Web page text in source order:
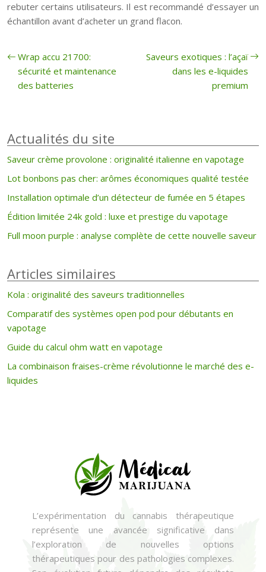
rebuter certains utilisateurs. Il est recommandé d’essayer un
échantillon avant d’acheter un grand flacon.
Wrap accu 21700:
sécurité et maintenance
des batteries
Saveurs exotiques : l’açaï
dans les e-liquides
premium
Actualités du site
Saveur crème provolone : originalité italienne en vapotage
Lot bonbons pas cher: arômes économiques qualité testée
Installation optimale d’un détecteur de fumée en 5 étapes
Édition limitée 24k gold : luxe et prestige du vapotage
Full moon purple : analyse complète de cette nouvelle saveur
Articles similaires
Kola : originalité des saveurs traditionnelles
Comparatif des systèmes open pod pour débutants en
vapotage
Guide du calcul ohm watt en vapotage
La combinaison fraises-crème révolutionne le marché des e-
liquides
L’expérimentation du cannabis thérapeutique
représente une avancée significative dans
l’exploration de nouvelles options
thérapeutiques pour des pathologies complexes.